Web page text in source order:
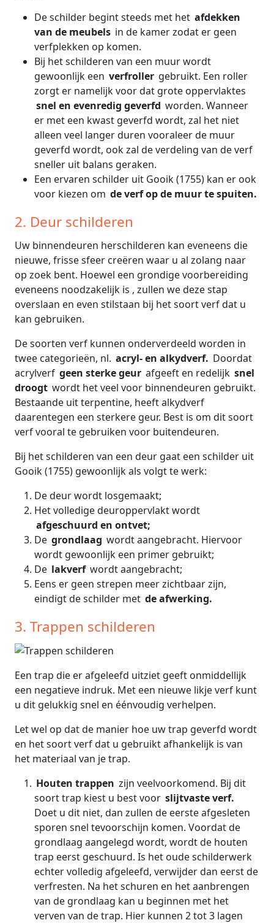
De schilder begint steeds met het afdekken
van de meubels in de kamer zodat er geen
verfplekken op komen.
Bij het schilderen van een muur wordt
gewoonlijk een verfroller gebruikt. Een roller
zorgt er namelijk voor dat grote oppervlaktes
snel en evenredig geverfd worden. Wanneer
er met een kwast geverfd wordt, zal het niet
alleen veel langer duren vooraleer de muur
geverfd wordt, ook zal de verdeling van de verf
sneller uit balans geraken.
Een ervaren schilder uit Gooik (1755) kan er ook
voor kiezen om de verf op de muur te spuiten.
2. Deur schilderen
Uw binnendeuren herschilderen kan eveneens die
nieuwe, frisse sfeer creëren waar u al zolang naar
op zoek bent. Hoewel een grondige voorbereiding
eveneens noodzakelijk is , zullen we deze stap
overslaan en even stilstaan bij het soort verf dat u
kan gebruiken.
De soorten verf kunnen onderverdeeld worden in
twee categorieën, nl. acryl- en alkydverf. Doordat
acrylverf geen sterke geur afgeeft en redelijk snel
droogt wordt het veel voor binnendeuren gebruikt.
Bestaande uit terpentine, heeft alkydverf
daarentegen een sterkere geur. Best is om dit soort
verf vooral te gebruiken voor buitendeuren.
Bij het schilderen van een deur gaat een schilder uit
Gooik (1755) gewoonlijk als volgt te werk:
De deur wordt losgemaakt;
Het volledige deuroppervlakt wordt
afgeschuurd en ontvet;
De grondlaag wordt aangebracht. Hiervoor
wordt gewoonlijk een primer gebruikt;
De lakverf wordt aangebracht;
Eens er geen strepen meer zichtbaar zijn,
eindigt de schilder met de afwerking.
3. Trappen schilderen
Een trap die er afgeleefd uitziet geeft onmiddellijk
een negatieve indruk. Met een nieuwe likje verf kunt
u dit gelukkig snel en éénvoudig verhelpen.
Let wel op dat de manier hoe uw trap geverfd wordt
en het soort verf dat u gebruikt afhankelijk is van
het materiaal van je trap.
Houten trappen zijn veelvoorkomend. Bij dit
soort trap kiest u best voor slijtvaste verf.
Doet u dit niet, dan zullen de eerste afgesleten
sporen snel tevoorschijn komen. Voordat de
grondlaag aangelegd wordt, wordt de houten
trap eerst geschuurd. Is het oude schilderwerk
echter volledig afgeleefd, verwijder dan eerst de
verfresten. Na het schuren en het aanbrengen
van de grondlaag kan u beginnen met het
verven van de trap. Hier kunnen 2 tot 3 lagen